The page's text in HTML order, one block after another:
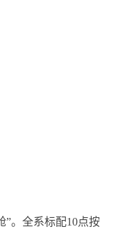
”。全系标配10点按